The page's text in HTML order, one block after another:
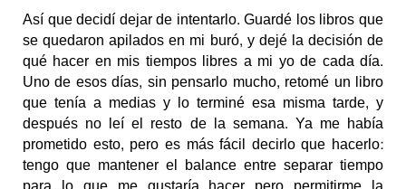
Así que decidí dejar de intentarlo. Guardé los libros que
se quedaron apilados en mi buró, y dejé la decisión de
qué hacer en mis tiempos libres a mi yo de cada día.
Uno de esos días, sin pensarlo mucho, retomé un libro
que tenía a medias y lo terminé esa misma tarde, y
después no leí el resto de la semana. Ya me había
prometido esto, pero es más fácil decirlo que hacerlo:
tengo que mantener el balance entre separar tiempo